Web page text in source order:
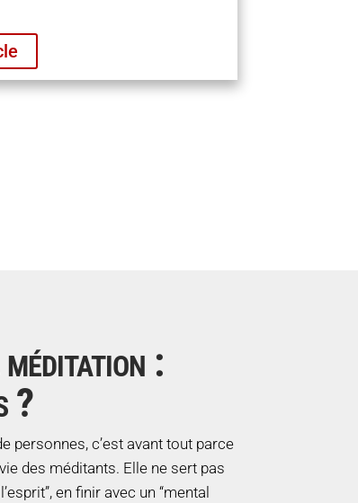
:
?
personnes, c’est avant tout parce
des méditants. Elle ne sert pas
en finir avec un “mental